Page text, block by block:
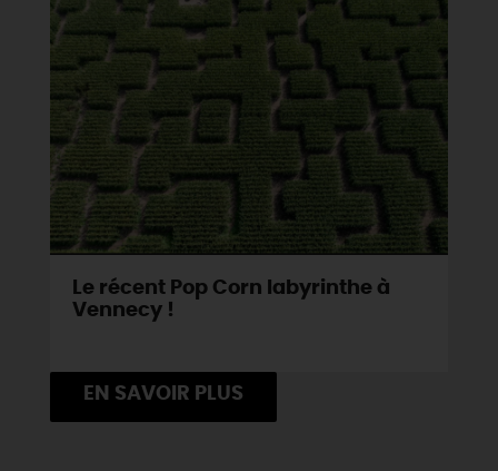
CE WEEK-END
CETTE SEMAINE
TOUT L'AGENDA
Le récent Pop Corn labyrinthe à
Vennecy !
EN SAVOIR PLUS